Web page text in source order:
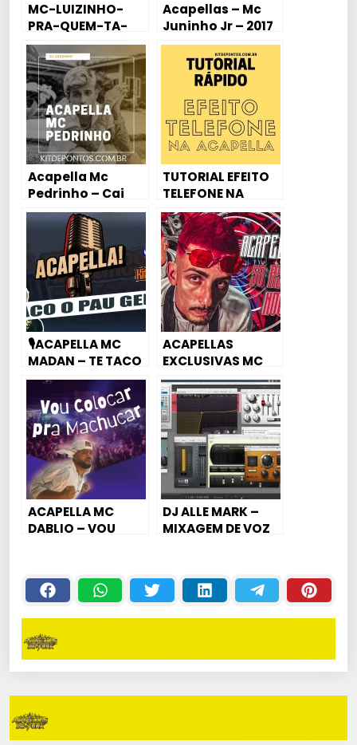
MC-LUIZINHO-
PRA-QUEM-TA-
VIVA-EU-DOU-É-
PIROCA
Acapellas – Mc
Juninho Jr – 2017
Varias – Para
Produção
Acapella Mc
Pedrinho – Cai
com a Buc$% (Dj
Juhzinho)
TUTORIAL EFEITO
TELEFONE NA
ACAPELLA
🎙ACAPELLA MC
MADAN – TE TACO
O SACO NO AR
CONDICIONADO
ACAPELLAS
EXCLUSIVAS MC
PAPO – MEDLEY
LANÇAMENTO
ACAPELLA MC
DABLIO – VOU
MACHUCAR￼
DJ ALLE MARK –
MIXAGEM DE VOZ